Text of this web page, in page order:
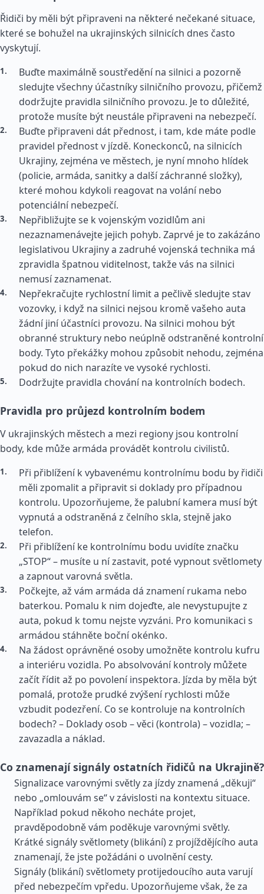
Řidiči by měli být připraveni na některé nečekané situace,
které se bohužel na ukrajinských silnicích dnes často
vyskytují.
Buďte maximálně soustředění na silnici a pozorně
sledujte všechny účastníky silničního provozu, přičemž
dodržujte pravidla silničního provozu. Je to důležité,
protože musíte být neustále připraveni na nebezpečí.
Buďte připraveni dát přednost, i tam, kde máte podle
pravidel přednost v jízdě. Koneckonců, na silnicích
Ukrajiny, zejména ve městech, je nyní mnoho hlídek
(policie, armáda, sanitky a další záchranné složky),
které mohou kdykoli reagovat na volání nebo
potenciální nebezpečí.
Nepřibližujte se k vojenským vozidlům ani
nezaznamenávejte jejich pohyb. Zaprvé je to zakázáno
legislativou Ukrajiny a zadruhé vojenská technika má
zpravidla špatnou viditelnost, takže vás na silnici
nemusí zaznamenat.
Nepřekračujte rychlostní limit a pečlivě sledujte stav
vozovky, i když na silnici nejsou kromě vašeho auta
žádní jiní účastníci provozu. Na silnici mohou být
obranné struktury nebo neúplně odstraněné kontrolní
body. Tyto překážky mohou způsobit nehodu, zejména
pokud do nich narazíte ve vysoké rychlosti.
Dodržujte pravidla chování na kontrolních bodech.
Pravidla pro průjezd kontrolním bodem
V ukrajinských městech a mezi regiony jsou kontrolní
body, kde může armáda provádět kontrolu civilistů.
Při přiblížení k vybavenému kontrolnímu bodu by řidiči
měli zpomalit a připravit si doklady pro případnou
kontrolu. Upozorňujeme, že palubní kamera musí být
vypnutá a odstraněná z čelního skla, stejně jako
telefon.
Při přiblížení ke kontrolnímu bodu uvidíte značku
„STOP“ – musíte u ní zastavit, poté vypnout světlomety
a zapnout varovná světla.
Počkejte, až vám armáda dá znamení rukama nebo
baterkou. Pomalu k nim dojeďte, ale nevystupujte z
auta, pokud k tomu nejste vyzváni. Pro komunikaci s
armádou stáhněte boční okénko.
Na žádost oprávněné osoby umožněte kontrolu kufru
a interiéru vozidla. Po absolvování kontroly můžete
začít řídit až po povolení inspektora. Jízda by měla být
pomalá, protože prudké zvýšení rychlosti může
vzbudit podezření. Co se kontroluje na kontrolních
bodech? – Doklady osob – věci (kontrola) – vozidla; –
zavazadla a náklad.
Co znamenají signály ostatních řidičů na Ukrajině?
Signalizace varovnými světly za jízdy znamená „děkuji“
nebo „omlouvám se“ v závislosti na kontextu situace.
Například pokud někoho necháte projet,
pravděpodobně vám poděkuje varovnými světly.
Krátké signály světlomety (blikání) z projíždějícího auta
znamenají, že jste požádáni o uvolnění cesty.
Signály (blikání) světlomety protijedoucího auta varují
před nebezpečím vpředu. Upozorňujeme však, že za